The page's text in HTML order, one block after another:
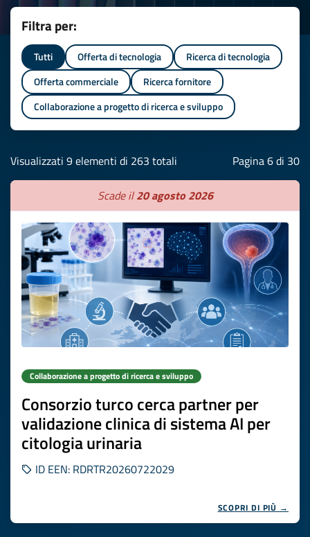
Filtra per:
Tutti Offerta di tecnologia
Ricerca di tecnologia
Offerta commerciale
Ricerca fornitore
Collaborazione a progetto di ricerca e sviluppo
Visualizzati 9 elementi di 263 totali Pagina 6 di 30
Scade il20 agosto 2026
Collaborazione a progetto di ricerca e sviluppo
Consorzio turco cerca partner per
validazione clinica di sistema AI per
citologia urinaria
ID EEN: RDRTR20260722029
SCOPRI DI PIÙ →